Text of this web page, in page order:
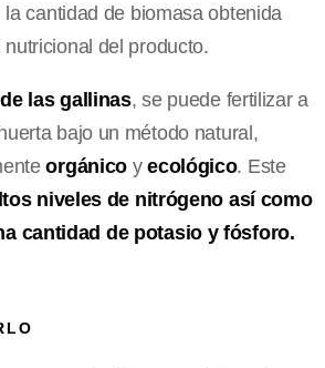
la cantidad de biomasa obtenida
del producto.
las gallinas, se puede fertilizar a
bajo un método natural,
orgánico yecológico. Este
niveles de nitrógeno así como
cantidad de potasio y fósforo.